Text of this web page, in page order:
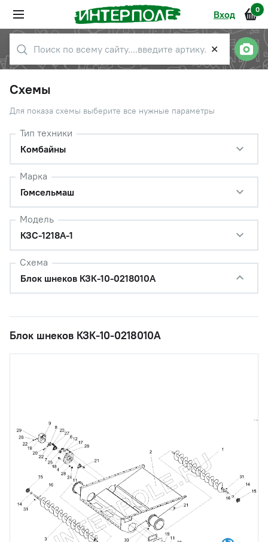
Вход 0
✕
Схемы
Для показа схемы выберите все нужные параметры
Тип техники
Комбайны
Марка
Гомсельмаш
Модель
КЗС-1218А-1
Схема
Блок шнеков КЗК-10-0218010А
Блок шнеков КЗК-10-0218010А